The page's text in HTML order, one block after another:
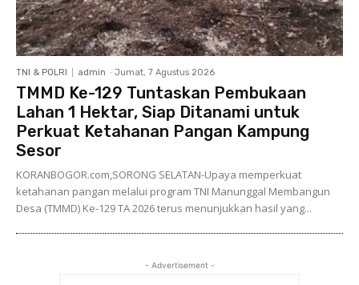
TNI & POLRI admin - Jumat, 7 Agustus 2026
TMMD Ke-129 Tuntaskan Pembukaan
Lahan 1 Hektar, Siap Ditanami untuk
Perkuat Ketahanan Pangan Kampung
Sesor
KORANBOGOR.com,SORONG SELATAN-Upaya memperkuat
ketahanan pangan melalui program TNI Manunggal Membangun
Desa (TMMD) Ke-129 TA 2026 terus menunjukkan hasil yang...
- Advertisement -